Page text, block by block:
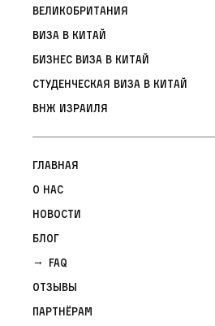
Великобритания
Виза в Китай
Бизнес виза в Китай
Студенческая виза в Китай
ВНЖ Израиля
Главная
О нас
Новости
Блог
FAQ
Отзывы
Партнёрам